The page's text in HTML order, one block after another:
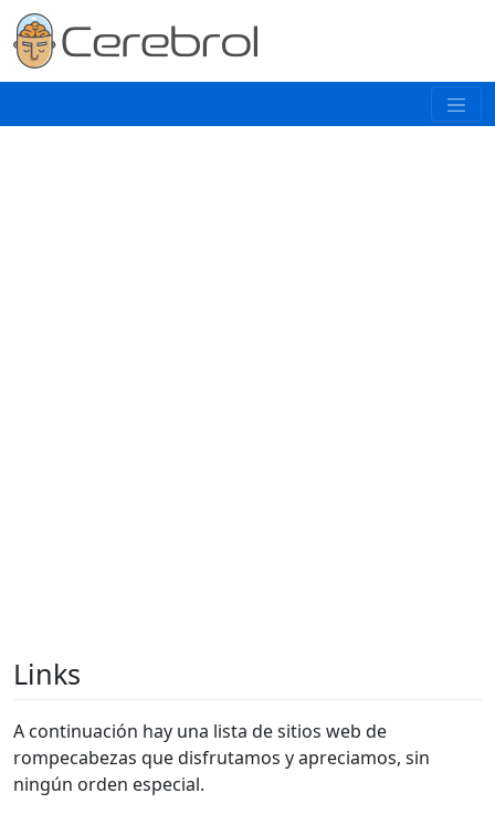
Links
A continuación hay una lista de sitios web de
rompecabezas que disfrutamos y apreciamos, sin
ningún orden especial.